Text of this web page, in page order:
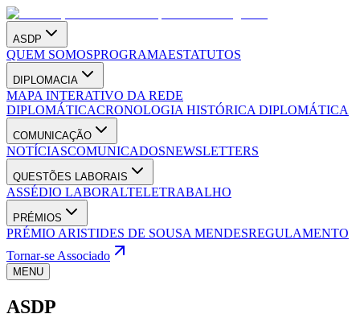
ASDP
QUEM SOMOSPROGRAMAESTATUTOS
DIPLOMACIA
MAPA INTERATIVO DA REDE
DIPLOMÁTICACRONOLOGIA HISTÓRICA DIPLOMÁTICA
COMUNICAÇÃO
NOTÍCIASCOMUNICADOSNEWSLETTERS
QUESTÕES LABORAIS
ASSÉDIO LABORALTELETRABALHO
PRÉMIOS
PRÉMIO ARISTIDES DE SOUSA MENDESREGULAMENTO
Tornar-se Associado
MENU
ASDP